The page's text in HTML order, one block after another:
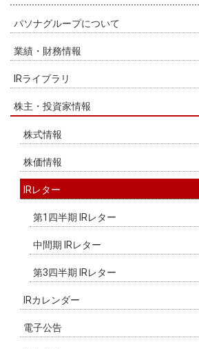
パソナグループについて
業績・財務情報
IRライブラリ
株主・投資家情報
株式情報
株価情報
IRレター
第1四半期 IRレター
中間期 IRレター
第3四半期 IRレター
IRカレンダー
電子公告